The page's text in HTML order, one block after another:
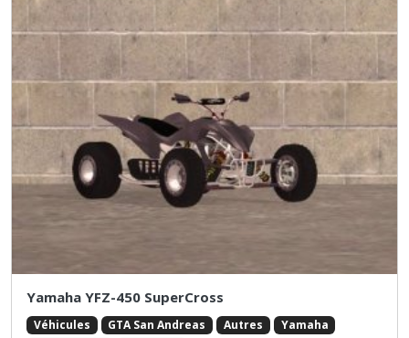
Yamaha YFZ-450 SuperCross
Véhicules GTA San Andreas Autres
Yamaha